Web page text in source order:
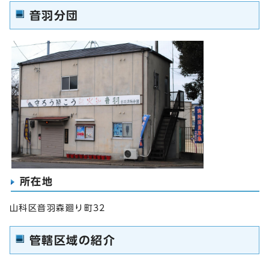
音羽分団
所在地
山科区音羽森廻り町32
管轄区域の紹介